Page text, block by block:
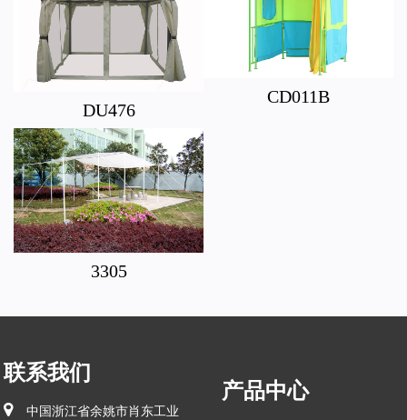
DU476
CD011B
3305
联系我们
中国浙江省余姚市肖东工业
产品中心